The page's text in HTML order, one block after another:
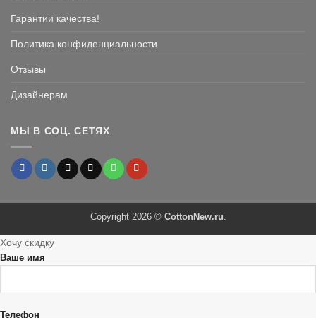
Гарантии качества!
Политика конфиденциальности
Отзывы
Дизайнерам
МЫ В СОЦ. СЕТЯХ
Copyright 2026 © CottonNew.ru.
Хочу скидку
Ваше имя
Телефон